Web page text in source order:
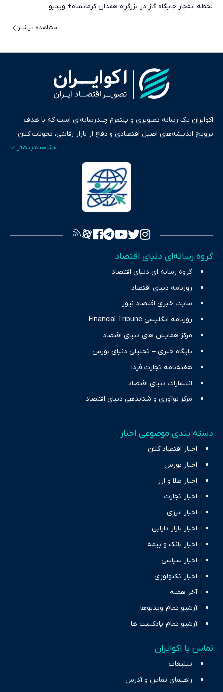
لحظه انفجار جایگاه گاز در بزرگراه همدان کرمانشاه+ ویدیو
مشاهده بیشتر
اکوایران یک رسانه تصویری و پلتفرم چندرسانه‌ای است که با هدف
ترویج اندیشه‌های اصیل اقتصادی و دفاع از بازار رقابتی، تحولات کلان
ایران و جهان را در قالب‌های ویدیو، پادکست، متن و گزارش‌های تحلیلی
پایش می‌کند. این رسانه به عنوان منبعی دقیق و قابل اعتماد، فراتر از
اطلاع‌رسانی صرف، به تبیین سیاست‌ها و کارکردهای بازارهای مالی،
سرمایه‌گذاری، تجارت و حوزه‌های نوظهور می‌پردازد. اکوایران با پایبندی
به اصول «انصاف، امانت و صداقت»، بستری برای انعکاس آراء متنوع
تصویری شفاف از واقعیت‌های اقتصادی ارائه دهد. ما در اکوایران با
چالش‌های فقر و بیکاری را جست‌وجو کرده و در کنار تحلیل آمارها،
نیازهای خبری مخاطبان در حوزه‌های اثرگذار بر اقتصاد را با رویکردی
حرفه‌ای و روزآمد پوشش می‌دهیم.
گروه رسانه‌ای دنیای اقتصاد
گروه رسانه ای دنیای اقتصاد
روزنامه دنیای اقتصاد
سایت خبری اقتصاد نیوز
روزنامه انگلیسی Financial Tribune
مرکز همایش های دنیای اقتصاد
پایگاه خبری – تحلیلی دنیای بورس
هفته‌نامه تجارت فردا
انتشارات دنیای اقتصاد
مرکز نوآوری و شتابدهی دنیای اقتصاد
دسته بندی موضوعی اخبار
اخبار اقتصاد کلان
اخبار بورس
اخبار طلا و ارز
اخبار تجارت
اخبار انرژی
اخبار بازار دارایی
اخبار بانک و بیمه
اخبار سیاسی
اخبار تکنولوژی
آخر هفته
آرشیو تمام ویدیوها
آرشیو تمام پادکست ها
تماس با اکوایران
تبلیغات
راهنمای تماس و آدرس